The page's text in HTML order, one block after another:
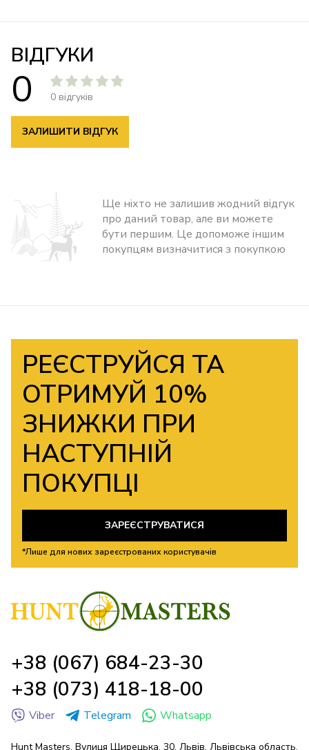
ВІДГУКИ
0 0 відгуків
ЗАЛИШИТИ ВІДГУК
Ще ніхто не залишив жодний відгук
про даний товар, але ви можете
бути першим. Це допоможе іншим
покупцям визначитися з покупкою
РЕЄСТРУЙСЯ ТА
ОТРИМУЙ 10%
ЗНИЖКИ ПРИ
НАСТУПНІЙ
ПОКУПЦІ
ЗАРЕЄСТРУВАТИСЯ
*Лише для нових зареєстрованих користувачів
+38 (067) 684-23-30
+38 (073) 418-18-00
Viber Telegram Whatsapp
Hunt Masters. Вулиця Щирецька, 30, Львів, Львівська область,